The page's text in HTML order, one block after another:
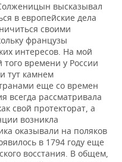
высказывал
в европейские дела
своими
французы
интересов. На мой
времени у России
тут камнем
еще cо времен
всегда рассматривала
свой протекторат, а
возникла
оказывали на поляков
в 1794 году еще
восстания. В общем,